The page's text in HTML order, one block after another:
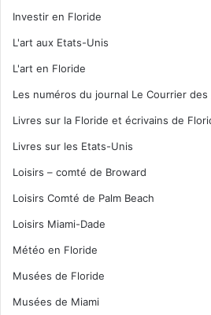
Investir en Floride
L'art aux Etats-Unis
L'art en Floride
Les numéros du journal Le Courrier des
Livres sur la Floride et écrivains de
Livres sur les Etats-Unis
Loisirs – comté de Broward
Loisirs Comté de Palm Beach
Loisirs Miami-Dade
Météo en Floride
Musées de Floride
Musées de Miami